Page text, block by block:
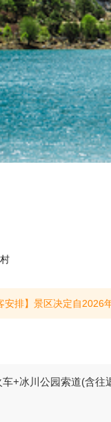
景区决定自2026年7月13
+冰川公园索道(含